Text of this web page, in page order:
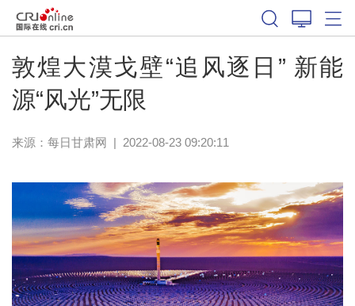
敦煌大漠戈壁“追风逐日” 新能
源“风光”无限
来源： 每日甘肃网 | 2022-08-23 09:20:11